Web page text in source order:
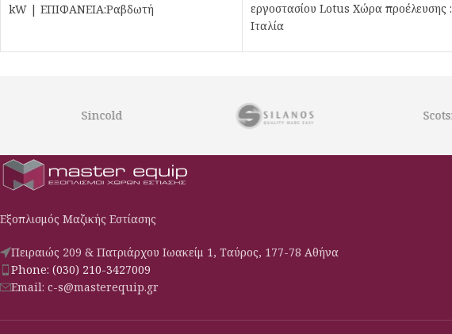
kW | ΕΠΙΦΑΝΕΙΑ:Ραβδωτή
εργοστασίου Lotus Χώρα προέλευσης :
Ιταλία
Scotsman
Εξοπλισμός Μαζικής Εστίασης
Πειραιώς 209 & Πατριάρχου Ιωακείμ 1, Ταύρος, 177-78 Αθήνα
Phone: (030) 210-3427009
Email: c-s@masterequip.gr